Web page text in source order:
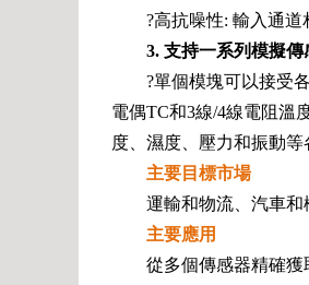
?高抗噪性: 輸入通道
3. 支持一系列模擬傳
?單個模塊可以接受
電偶TC和3線/4線電阻溫
度、濕度、壓力和振動等
主要目標市場
運輸和物流、汽車
主要應用
從多個傳感器精確